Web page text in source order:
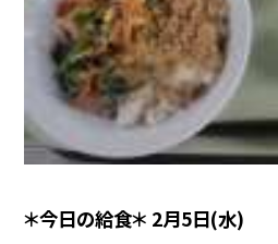
＊今日の給食＊ 2月5日(水)